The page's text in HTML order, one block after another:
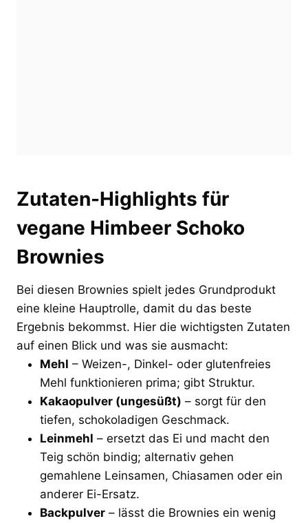
Zutaten-Highlights für
vegane Himbeer Schoko
Brownies
Bei diesen Brownies spielt jedes Grundprodukt
eine kleine Hauptrolle, damit du das beste
Ergebnis bekommst. Hier die wichtigsten Zutaten
auf einen Blick und was sie ausmacht:
Mehl – Weizen-, Dinkel- oder glutenfreies
Mehl funktionieren prima; gibt Struktur.
Kakaopulver (ungesüßt) – sorgt für den
tiefen, schokoladigen Geschmack.
Leinmehl – ersetzt das Ei und macht den
Teig schön bindig; alternativ gehen
gemahlene Leinsamen, Chiasamen oder ein
anderer Ei-Ersatz.
Backpulver – lässt die Brownies ein wenig